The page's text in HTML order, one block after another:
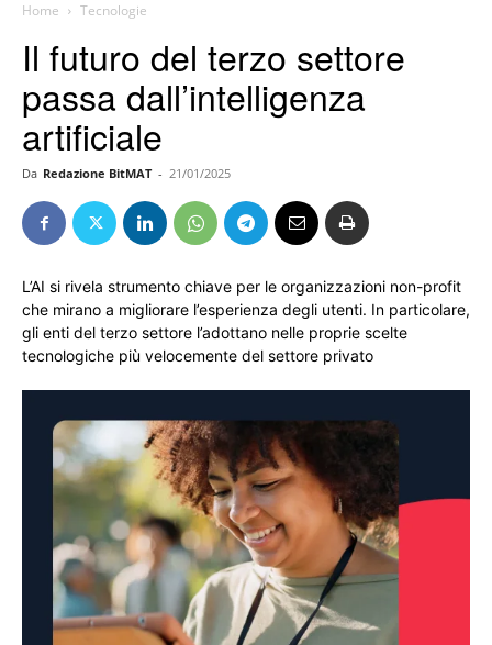
Home Tecnologie
Il futuro del terzo settore
passa dall’intelligenza
artificiale
Da Redazione BitMAT - 21/01/2025
L’AI si rivela strumento chiave per le organizzazioni non-profit
che mirano a migliorare l’esperienza degli utenti. In particolare,
gli enti del terzo settore l’adottano nelle proprie scelte
tecnologiche più velocemente del settore privato